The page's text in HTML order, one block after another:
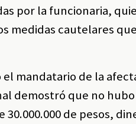
por la funcionaria,
medidas cautelares
mandatario de la
demostró que no
30.000.000 de pesos,